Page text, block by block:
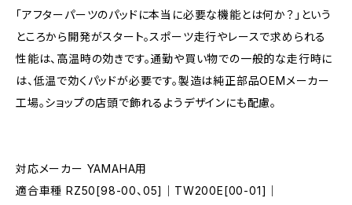
「アフターパーツのパッドに本当に必要な機能とは何か？」という
ところから開発がスタート。スポーツ走行やレースで求められる
性能は、高温時の効きです。通勤や買い物での一般的な走行時に
は、低温で効くパッドが必要です。製造は純正部品OEMメーカー
工場。ショップの店頭で飾れるようデザインにも配慮。
対応メーカー YAMAHA用
適合車種 RZ50[98-00、05]｜TW200E[00-01]｜